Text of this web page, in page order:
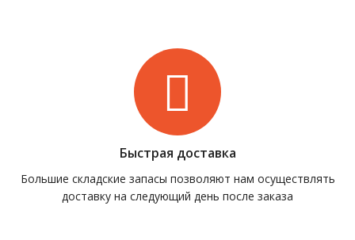
Быстрая доставка
Большие складские запасы позволяют нам осуществлять
доставку на следующий день после заказа